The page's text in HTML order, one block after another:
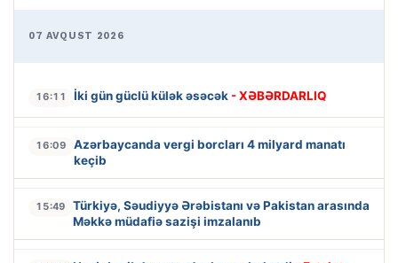
07 AVQUST 2026
16:11 İki gün güclü külək əsəcək - XƏBƏRDARLIQ
16:09
Azərbaycanda vergi borcları 4 milyard manatı
keçib
15:49
Türkiyə, Səudiyyə Ərəbistanı və Pakistan arasında
Məkkə müdafiə sazişi imzalanıb